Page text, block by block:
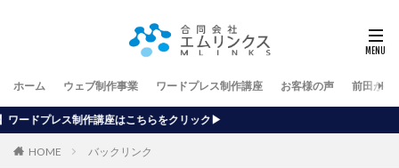
ホーム ウェブ制作事業 ワードプレス制作講座 お客様の声 前田が行
はこちらをクリック▶
HOME バックリンク